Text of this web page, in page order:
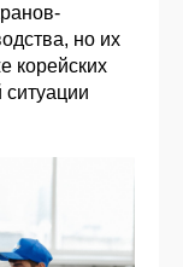
но их
корейских